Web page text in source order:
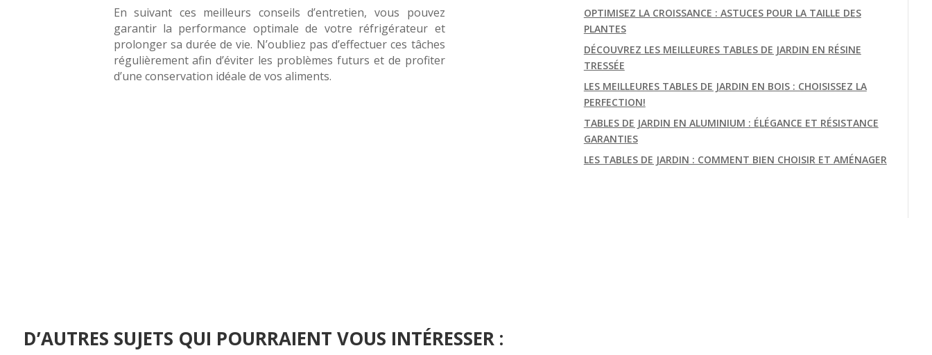
En suivant ces meilleurs conseils d’entretien, vous pouvez
garantir la performance optimale de votre réfrigérateur et
prolonger sa durée de vie. N’oubliez pas d’effectuer ces tâches
régulièrement afin d’éviter les problèmes futurs et de profiter
d’une conservation idéale de vos aliments.
OPTIMISEZ LA CROISSANCE : ASTUCES POUR LA TAILLE DES
PLANTES
DÉCOUVREZ LES MEILLEURES TABLES DE JARDIN EN RÉSINE
TRESSÉE
LES MEILLEURES TABLES DE JARDIN EN BOIS : CHOISISSEZ LA
PERFECTION!
TABLES DE JARDIN EN ALUMINIUM : ÉLÉGANCE ET RÉSISTANCE
GARANTIES
LES TABLES DE JARDIN : COMMENT BIEN CHOISIR ET AMÉNAGER
D’AUTRES SUJETS QUI POURRAIENT VOUS INTÉRESSER :